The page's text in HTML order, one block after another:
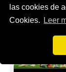
las cookies de
Cookies.
Leer